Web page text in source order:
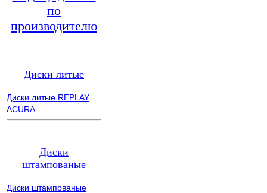
по
производителю
Диски литые
Диски литые REPLAY
ACURA
Диски
штампованые
Диски штампованые